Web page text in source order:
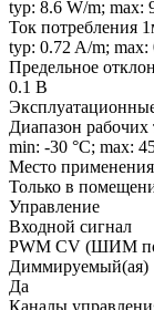
typ: 8.6 W/m; max:
Ток потребления
typ: 0.72 A/m; max:
Предельное
0.1 В
Диапазон рабочих
min: -30 °C; max:
Место применения
Только в
Управление
Входной сигнал
PWM СV (ШИМ
Диммируемый(ая)
Да
Каналы